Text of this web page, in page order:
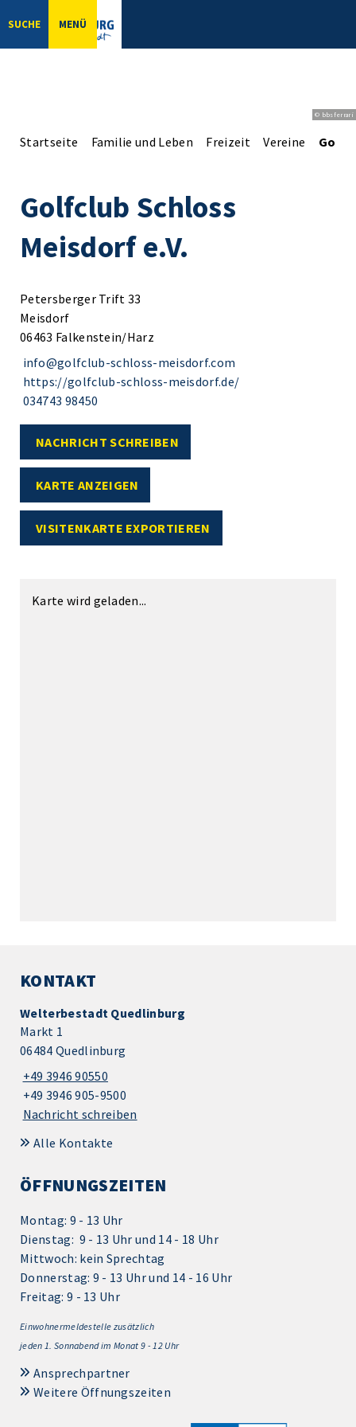
SUCHE MENÜ
© bbsferrari
Startseite Familie und Leben Freizeit Vereine
Golfclub Schloss
Meisdorf e.V.
Petersberger Trift 33
Meisdorf
06463 Falkenstein/Harz
info@golfclub-schloss-meisdorf.com
https://golfclub-schloss-meisdorf.de/
034743 98450
NACHRICHT SCHREIBEN
KARTE ANZEIGEN
VISITENKARTE EXPORTIEREN
Karte wird geladen...
KONTAKT
Welterbestadt Quedlinburg
Markt 1
06484 Quedlinburg
+49 3946 90550
+49 3946 905-9500
Nachricht schreiben
Alle Kontakte
ÖFFNUNGSZEITEN
Montag: 9 - 13 Uhr
Dienstag: 9 - 13 Uhr und 14 - 18 Uhr
Mittwoch: kein Sprechtag
Donnerstag: 9 - 13 Uhr und 14 - 16 Uhr
Freitag: 9 - 13 Uhr
Einwohnermeldestelle zusätzlich
jeden 1. Sonnabend im Monat 9 - 12 Uhr
Ansprechpartner
Weitere Öffnungszeiten